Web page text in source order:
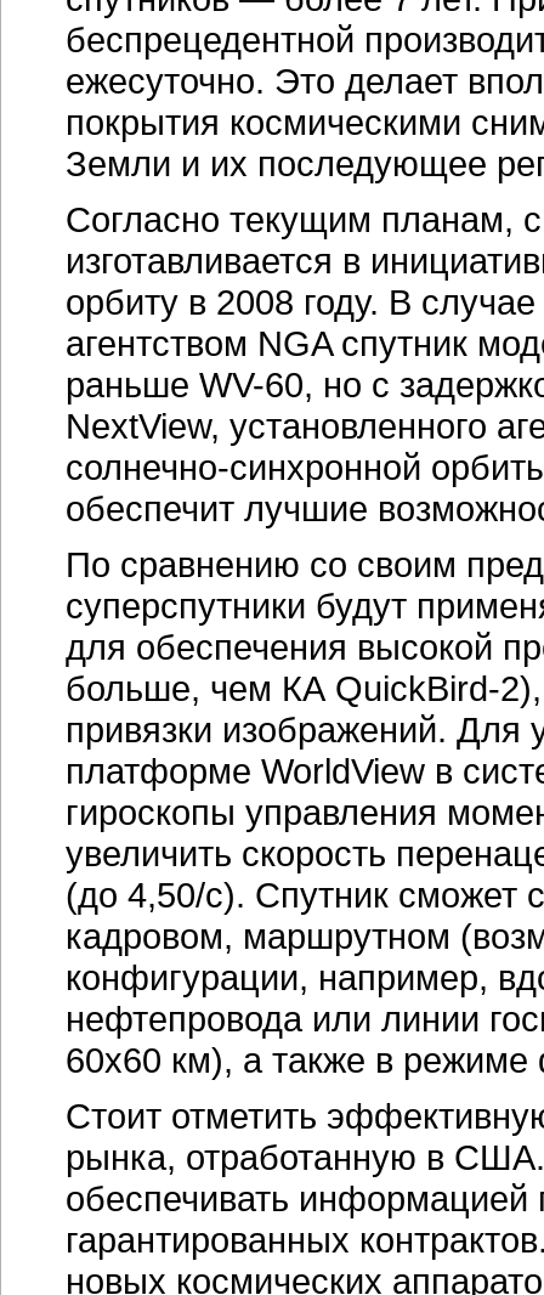
беспрецедентной
ежесуточно. Это делает
покрытия космическими
Земли и их последующее
Согласно текущим планам,
изготавливается в
орбиту в 2008 году. В
агентством NGA спутник
раньше WV-60, но с
NextView, установленного
солнечно-синхронной
обеспечит лучшие
По сравнению со своим
суперспутники будут
для обеспечения высокой
больше, чем КА QuickBird-2),
привязки изображений. Для
платформе WorldView в
гироскопы управления
увеличить скорость
(до 4,50/с). Спутник сможет
кадровом, маршрутном
конфигурации, например,
нефтепровода или линии
60x60 км), а также в
Стоит отметить
рынка, отработанную в
обеспечивать информацией
гарантированных
новых космических